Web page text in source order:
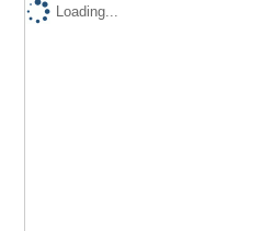
Loading...